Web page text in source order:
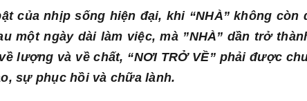
của nhịp sống hiện đại, khi “NHÀ” không
một ngày dài làm việc, mà ”NHÀ” dần trở
lượng và về chất, “NƠI TRỞ VỀ” phải được
sự phục hồi và chữa lành.